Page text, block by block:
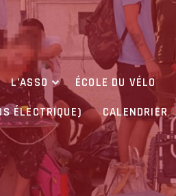
L’ASSO ÉCOLE DU VÉLO
ÉLECTRIQUE)
CALENDRIER